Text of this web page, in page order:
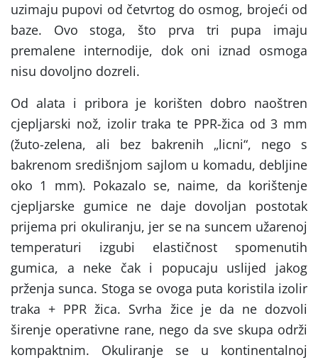
uzimaju pupovi od četvrtog do osmog, brojeći od
baze. Ovo stoga, što prva tri pupa imaju
premalene internodije, dok oni iznad osmoga
nisu dovoljno dozreli.
Od alata i pribora je korišten dobro naoštren
cjepljarski nož, izolir traka te PPR-žica od 3 mm
(žuto-zelena, ali bez bakrenih „licni“, nego s
bakrenom središnjom sajlom u komadu, debljine
oko 1 mm). Pokazalo se, naime, da korištenje
cjepljarske gumice ne daje dovoljan postotak
prijema pri okuliranju, jer se na suncem užarenoj
temperaturi izgubi elastičnost spomenutih
gumica, a neke čak i popucaju uslijed jakog
prženja sunca. Stoga se ovoga puta koristila izolir
traka + PPR žica. Svrha žice je da ne dozvoli
širenje operativne rane, nego da sve skupa održi
kompaktnim. Okuliranje se u kontinentalnoj